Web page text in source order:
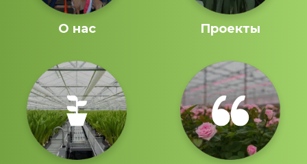
О нас Проекты